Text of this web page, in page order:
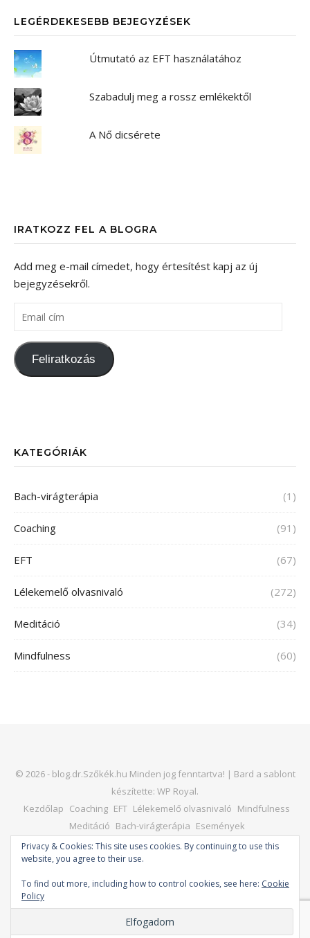
LEGÉRDEKESEBB BEJEGYZÉSEK
Útmutató az EFT használatához
Szabadulj meg a rossz emlékektől
A Nő dicsérete
IRATKOZZ FEL A BLOGRA
Add meg e-mail címedet, hogy értesítést kapj az új
bejegyzésekről.
Email cím
Feliratkozás
KATEGÓRIÁK
Bach-virágterápia (1)
Coaching (91)
EFT (67)
Lélekemelő olvasnivaló (272)
Meditáció (34)
Mindfulness (60)
© 2026 - blog.dr.Szőkék.hu Minden jog fenntartva! | Bard a sablont
készítette: WP Royal.
Kezdőlap Coaching EFT Lélekemelő olvasnivaló Mindfulness
Meditáció Bach-virágterápia Események
Kapcsolat – dr. Horváth Judit Honlap
VISSZA A TETEJÉRE
Privacy & Cookies: This site uses cookies. By continuing to use this
website, you agree to their use.
To find out more, including how to control cookies, see here: Cookie
Policy